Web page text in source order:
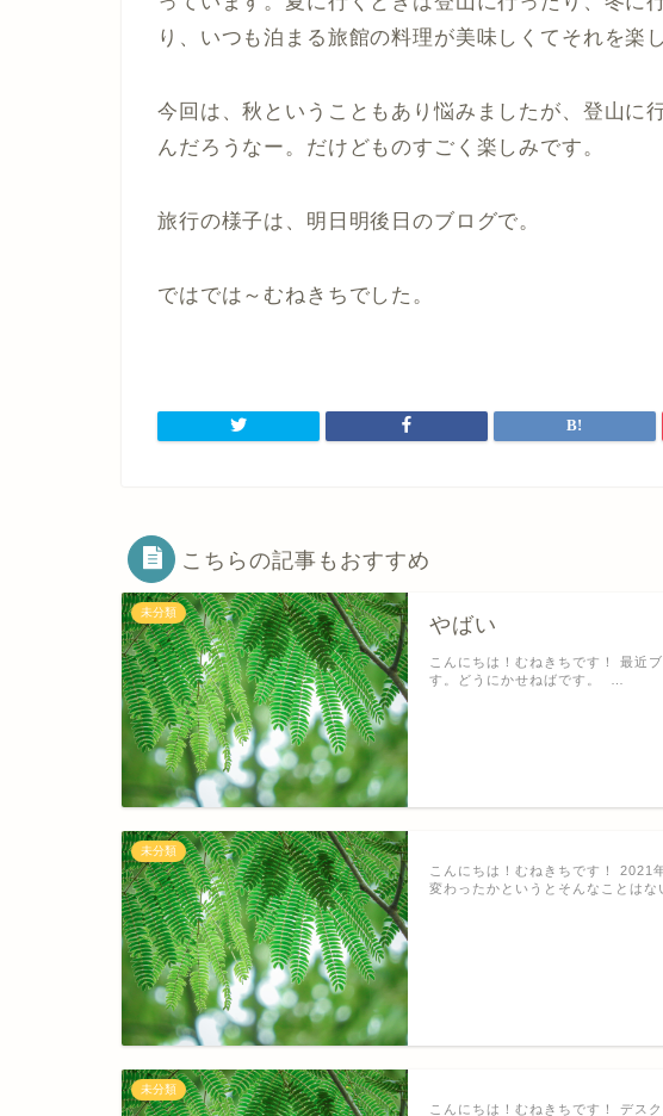
り、いつも泊まる旅館の料理が美味しくてそれを楽
今回は、秋ということもあり悩みましたが、登山に
んだろうなー。だけどものすごく楽しみです。
旅行の様子は、明日明後日のブログで。
ではでは～むねきちでした。
こちらの記事もおすすめ
未分類
やばい
こんにちは！むねきちです！ 最近
す。どうにかせねばです。 …
未分類
こんにちは！むねきちです！ 2021
変わったかというとそんなことは
未分類
こんにちは！むねきちです！ デス